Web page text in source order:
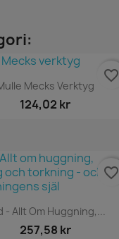
Snabbvy
Mecks Verktyg
124,02 kr
favorite_border
Snabbvy
- Allt Om Huggning,...
257,58 kr
favorite_border